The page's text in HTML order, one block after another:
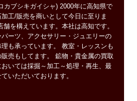
ブシキガイシャ) 2000年に高知県で
工/販売を商いとして今日に至りま
を構えています。本社は高知です。
ーツ、アクセサリー・ジュエリーの
も承っています。 教室・レッスンも
売もしてます。 鉱物・貴金属の買取
いては採掘～加工～処理・再生、最
いただいております。